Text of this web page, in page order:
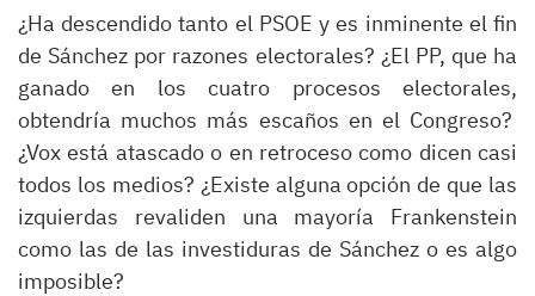
¿Ha descendido tanto el PSOE y es inminente el fin
de Sánchez por razones electorales? ¿El PP, que ha
ganado en los cuatro procesos electorales,
obtendría muchos más escaños en el Congreso?
¿Vox está atascado o en retroceso como dicen casi
todos los medios? ¿Existe alguna opción de que las
izquierdas revaliden una mayoría Frankenstein
como las de las investiduras de Sánchez o es algo
imposible?